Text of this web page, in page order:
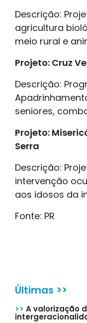
Descrição:
agricultura
meio rural e
Projeto: Cruz
Descrição:
seniores,
Projeto:
Serra
Descrição:
intervenção
aos idosos da
Fonte: PR
Últimas >>
>> A valorização